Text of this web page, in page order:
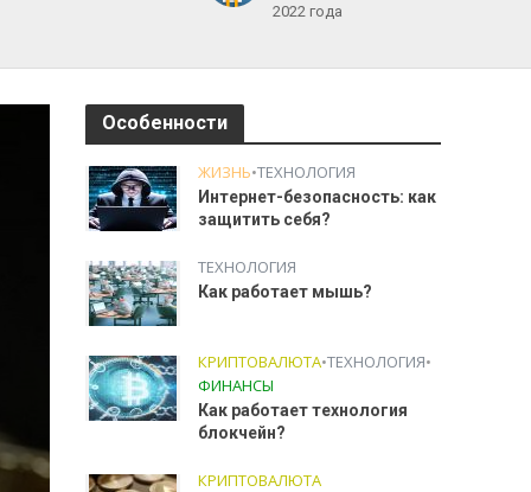
2022 года
Особенности
ЖИЗНЬ•ТЕХНОЛОГИЯ
Интернет-безопасность: как
защитить себя?
ТЕХНОЛОГИЯ
Как работает мышь?
КРИПТОВАЛЮТА•ТЕХНОЛОГИЯ•
ФИНАНСЫ
Как работает технология
блокчейн?
КРИПТОВАЛЮТА